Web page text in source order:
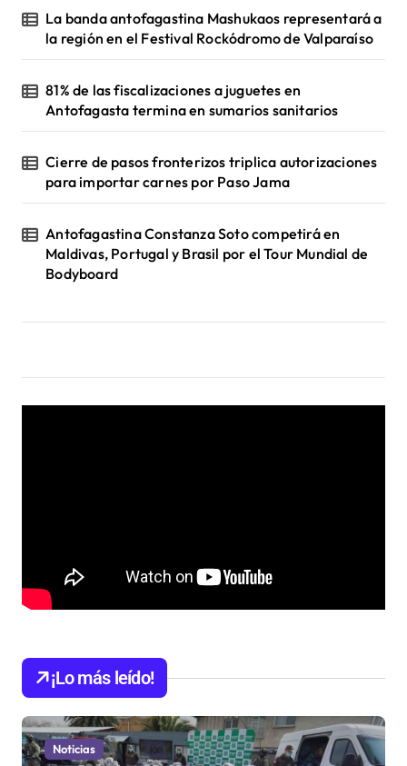
La banda antofagastina Mashukaos representará a
la región en el Festival Rockódromo de Valparaíso
81% de las fiscalizaciones a juguetes en
Antofagasta termina en sumarios sanitarios
Cierre de pasos fronterizos triplica autorizaciones
para importar carnes por Paso Jama
Antofagastina Constanza Soto competirá en
Maldivas, Portugal y Brasil por el Tour Mundial de
Bodyboard
¡Lo más leído!
Noticias